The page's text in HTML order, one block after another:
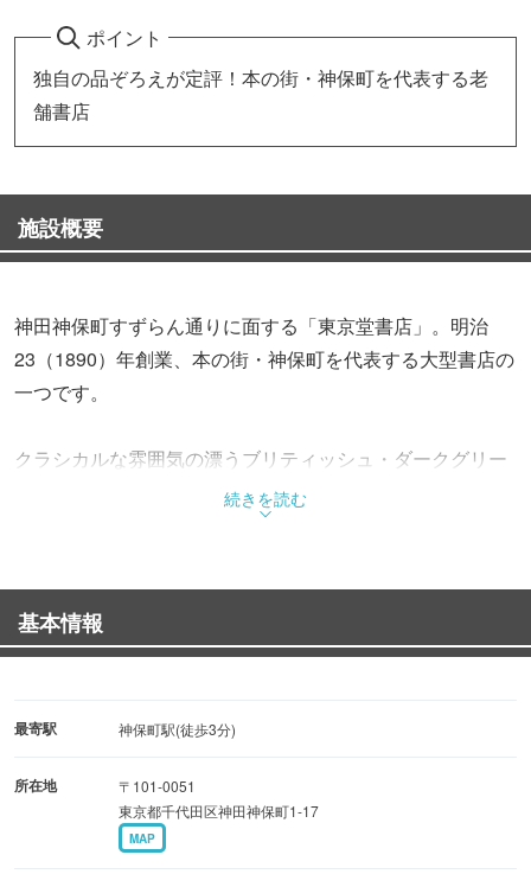
ポイント
独自の品ぞろえが定評！本の街・神保町を代表する老
舗書店
施設概要
神田神保町すずらん通りに面する「東京堂書店」。明治
23（1890）年創業、本の街・神保町を代表する大型書店の
一つです。
クラシカルな雰囲気の漂うブリティッシュ・ダークグリー
ンのファサードが目印の同店。地上1～3階の3フロアから
成り、同店独自のさまざまなフェアが開催されています。
1階「人間の"未来"を読むフロア」では、週間ベストセラー
や話題の新刊を手に取れるほか、文庫・新書・選書・児童
書、雑誌などが並びます。
2階「人間の"活動"を掴むフロア」には、社会科学や自然科
ます。
3階「人間の"思考"を辿るフロア」には、日本文学や外国文
続きを読む
基本情報
最寄駅 神保町駅(徒歩3分)
所在地
〒101-0051
東京都千代田区神田神保町1-17
MAP